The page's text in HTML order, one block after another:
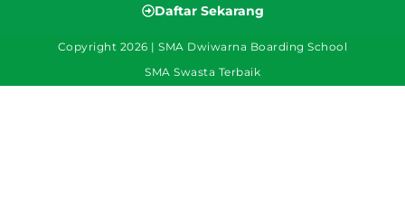
Daftar Sekarang
Copyright 2026 | SMA Dwiwarna Boarding School
SMA Swasta Terbaik